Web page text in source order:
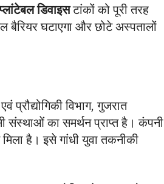
डिवाइसटांकों को पूरी तरह
बैरियर घटाएगा और छोटे अस्पतालों
प्रौद्योगिकी विभाग, गुजरात
संस्थाओं का समर्थन प्राप्त है। कंपनी
है। इसे गांधी युवा तकनीकी